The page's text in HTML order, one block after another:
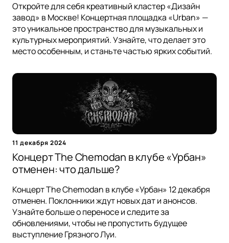
Откройте для себя креативный кластер «Дизайн
завод» в Москве! Концертная площадка «Urban» —
это уникальное пространство для музыкальных и
культурных мероприятий. Узнайте, что делает это
место особенным, и станьте частью ярких событий.
11 декабря 2024
Концерт The Chemodan в клубе «Урбан»
отменен: что дальше?
Концерт The Chemodan в клубе «Урбан» 12 декабря
отменен. Поклонники ждут новых дат и анонсов.
Узнайте больше о переносе и следите за
обновлениями, чтобы не пропустить будущее
выступление Грязного Луи.